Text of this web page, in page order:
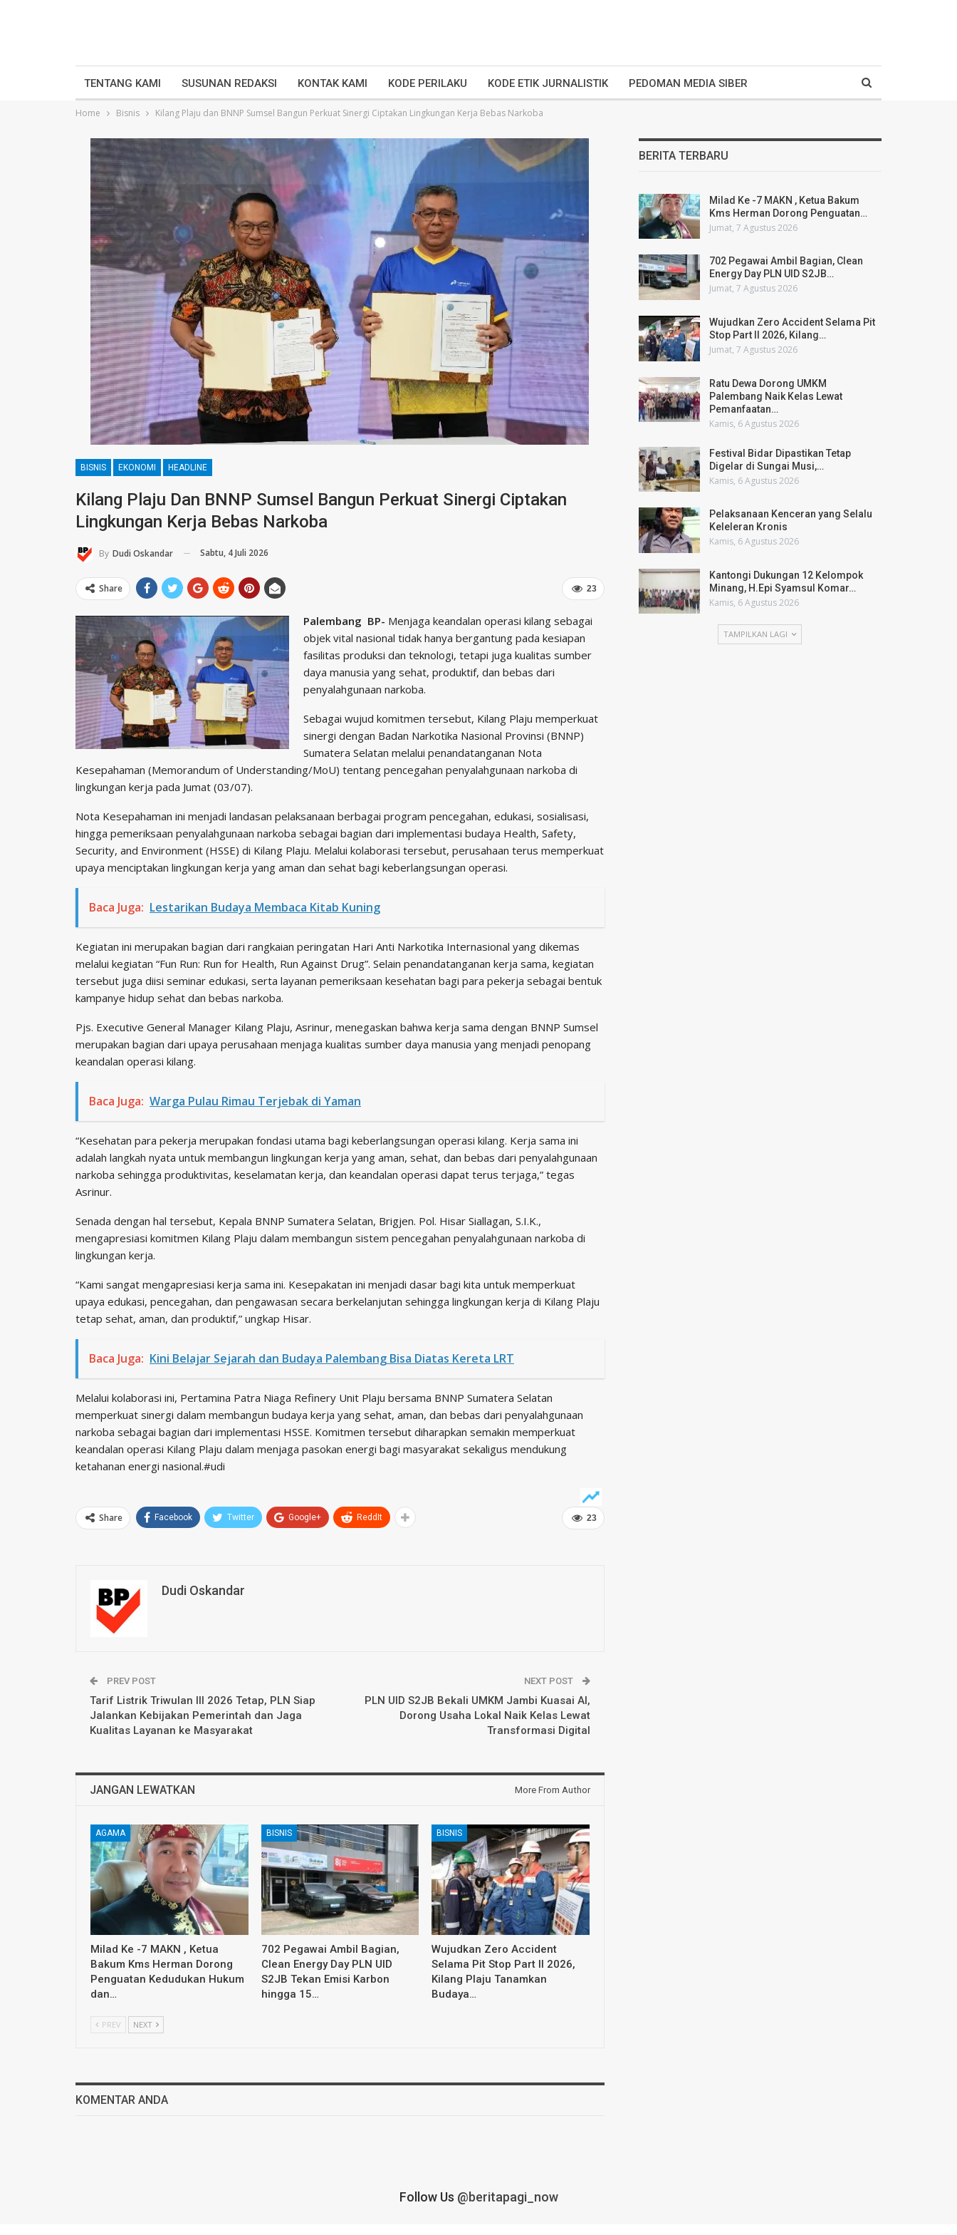
TENTANG KAMI SUSUNAN REDAKSI KONTAK KAMI KODE PERILAKU KODE ETIK JURNALISTIK PEDOMAN MEDIA SIBER
Home Bisnis Kilang Plaju dan BNNP Sumsel Bangun Perkuat Sinergi Ciptakan Lingkungan Kerja Bebas Narkoba
BISNIS EKONOMI HEADLINE
Kilang Plaju Dan BNNP Sumsel Bangun Perkuat Sinergi Ciptakan
Lingkungan Kerja Bebas Narkoba
By Dudi Oskandar Sabtu, 4 Juli 2026
23
Share
Palembang BP- Menjaga keandalan operasi kilang sebagai
objek vital nasional tidak hanya bergantung pada kesiapan
fasilitas produksi dan teknologi, tetapi juga kualitas sumber
daya manusia yang sehat, produktif, dan bebas dari
penyalahgunaan narkoba.
Sebagai wujud komitmen tersebut, Kilang Plaju memperkuat
sinergi dengan Badan Narkotika Nasional Provinsi (BNNP)
Sumatera Selatan melalui penandatanganan Nota
Kesepahaman (Memorandum of Understanding/MoU) tentang pencegahan penyalahgunaan narkoba di
lingkungan kerja pada Jumat (03/07).
Nota Kesepahaman ini menjadi landasan pelaksanaan berbagai program pencegahan, edukasi, sosialisasi,
hingga pemeriksaan penyalahgunaan narkoba sebagai bagian dari implementasi budaya Health, Safety,
Security, and Environment (HSSE) di Kilang Plaju. Melalui kolaborasi tersebut, perusahaan terus memperkuat
upaya menciptakan lingkungan kerja yang aman dan sehat bagi keberlangsungan operasi.
Baca Juga: Lestarikan Budaya Membaca Kitab Kuning
Kegiatan ini merupakan bagian dari rangkaian peringatan Hari Anti Narkotika Internasional yang dikemas
melalui kegiatan “Fun Run: Run for Health, Run Against Drug”. Selain penandatanganan kerja sama, kegiatan
tersebut juga diisi seminar edukasi, serta layanan pemeriksaan kesehatan bagi para pekerja sebagai bentuk
kampanye hidup sehat dan bebas narkoba.
Pjs. Executive General Manager Kilang Plaju, Asrinur, menegaskan bahwa kerja sama dengan BNNP Sumsel
merupakan bagian dari upaya perusahaan menjaga kualitas sumber daya manusia yang menjadi penopang
keandalan operasi kilang.
Baca Juga: Warga Pulau Rimau Terjebak di Yaman
“Kesehatan para pekerja merupakan fondasi utama bagi keberlangsungan operasi kilang. Kerja sama ini
adalah langkah nyata untuk membangun lingkungan kerja yang aman, sehat, dan bebas dari penyalahgunaan
narkoba sehingga produktivitas, keselamatan kerja, dan keandalan operasi dapat terus terjaga,” tegas
Asrinur.
Senada dengan hal tersebut, Kepala BNNP Sumatera Selatan, Brigjen. Pol. Hisar Siallagan, S.I.K.,
mengapresiasi komitmen Kilang Plaju dalam membangun sistem pencegahan penyalahgunaan narkoba di
lingkungan kerja.
“Kami sangat mengapresiasi kerja sama ini. Kesepakatan ini menjadi dasar bagi kita untuk memperkuat
upaya edukasi, pencegahan, dan pengawasan secara berkelanjutan sehingga lingkungan kerja di Kilang Plaju
tetap sehat, aman, dan produktif,” ungkap Hisar.
Baca Juga: Kini Belajar Sejarah dan Budaya Palembang Bisa Diatas Kereta LRT
Melalui kolaborasi ini, Pertamina Patra Niaga Refinery Unit Plaju bersama BNNP Sumatera Selatan
memperkuat sinergi dalam membangun budaya kerja yang sehat, aman, dan bebas dari penyalahgunaan
narkoba sebagai bagian dari implementasi HSSE. Komitmen tersebut diharapkan semakin memperkuat
keandalan operasi Kilang Plaju dalam menjaga pasokan energi bagi masyarakat sekaligus mendukung
ketahanan energi nasional.#udi
23
Share Facebook Twitter Google+ ReddIt
Dudi Oskandar
PREV POST
Tarif Listrik Triwulan III 2026 Tetap, PLN Siap
Jalankan Kebijakan Pemerintah dan Jaga
Kualitas Layanan ke Masyarakat
NEXT POST
PLN UID S2JB Bekali UMKM Jambi Kuasai AI,
Dorong Usaha Lokal Naik Kelas Lewat
Transformasi Digital
JANGAN LEWATKAN More From Author
AGAMA
Milad Ke -7 MAKN , Ketua
Bakum Kms Herman Dorong
Penguatan Kedudukan Hukum
dan…
BISNIS
702 Pegawai Ambil Bagian,
Clean Energy Day PLN UID
S2JB Tekan Emisi Karbon
hingga 15…
BISNIS
Wujudkan Zero Accident
Selama Pit Stop Part II 2026,
Kilang Plaju Tanamkan
Budaya…
PREV NEXT
KOMENTAR ANDA
BERITA TERBARU
Milad Ke -7 MAKN , Ketua Bakum
Kms Herman Dorong Penguatan…
Jumat, 7 Agustus 2026
702 Pegawai Ambil Bagian, Clean
Energy Day PLN UID S2JB…
Jumat, 7 Agustus 2026
Wujudkan Zero Accident Selama Pit
Stop Part II 2026, Kilang…
Jumat, 7 Agustus 2026
Ratu Dewa Dorong UMKM
Palembang Naik Kelas Lewat
Pemanfaatan…
Kamis, 6 Agustus 2026
Festival Bidar Dipastikan Tetap
Digelar di Sungai Musi,…
Kamis, 6 Agustus 2026
Pelaksanaan Kenceran yang Selalu
Keleleran Kronis
Kamis, 6 Agustus 2026
Kantongi Dukungan 12 Kelompok
Minang, H.Epi Syamsul Komar…
Kamis, 6 Agustus 2026
TAMPILKAN LAGI
Follow Us @beritapagi_now